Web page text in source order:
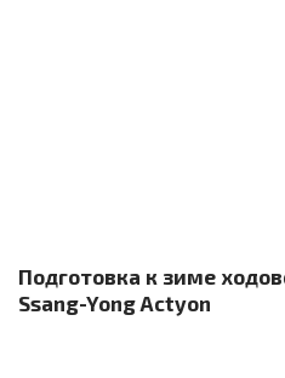
Подготовка к зиме
Ssang-Yong Actyon